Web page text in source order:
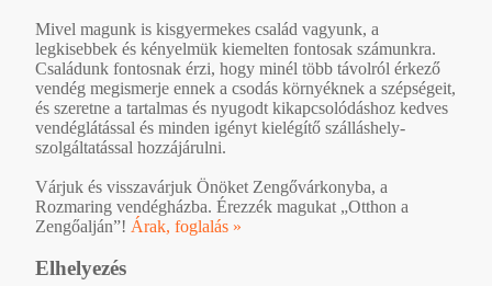
Mivel magunk is kisgyermekes család vagyunk, a
legkisebbek és kényelmük kiemelten fontosak számunkra.
Családunk fontosnak érzi, hogy minél több távolról érkező
vendég megismerje ennek a csodás környéknek a szépségeit,
és szeretne a tartalmas és nyugodt kikapcsolódáshoz kedves
vendéglátással és minden igényt kielégítő szálláshely-
szolgáltatással hozzájárulni.
Várjuk és visszavárjuk Önöket Zengővárkonyba, a
Rozmaring vendégházba. Érezzék magukat „Otthon a
Zengőalján”! Árak, foglalás »
Elhelyezés